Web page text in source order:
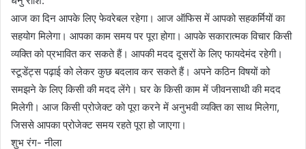
आज का दिन आपके लिए फेवरेबल रहेगा। आज ऑफिस में आपको सहकर्मियों का
सहयोग मिलेगा। आपका काम समय पर पूरा होगा। आपके सकारात्मक विचार किसी
व्यक्ति को प्रभावित कर सकते हैं। आपकी मदद दूसरों के लिए फायदेमंद रहेगी।
स्टूडेंट्स पढ़ाई को लेकर कुछ बदलाव कर सकते हैं। अपने कठिन विषयों को
समझने के लिए किसी की मदद लेंगे। घर के किसी काम में जीवनसाथी की मदद
मिलेगी। आज किसी प्रोजेक्ट को पूरा करने में अनुभवी व्यक्ति का साथ मिलेगा,
जिससे आपका प्रोजेक्ट समय रहते पूरा हो जाएगा।
शुभ रंग- नीला